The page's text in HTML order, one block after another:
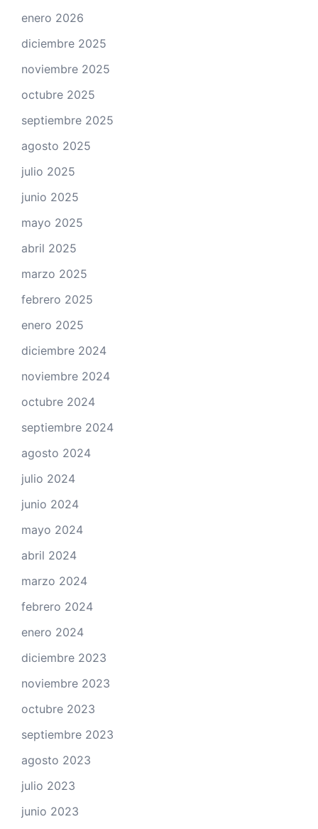
enero 2026
diciembre 2025
noviembre 2025
octubre 2025
septiembre 2025
agosto 2025
julio 2025
junio 2025
mayo 2025
abril 2025
marzo 2025
febrero 2025
enero 2025
diciembre 2024
noviembre 2024
octubre 2024
septiembre 2024
agosto 2024
julio 2024
junio 2024
mayo 2024
abril 2024
marzo 2024
febrero 2024
enero 2024
diciembre 2023
noviembre 2023
octubre 2023
septiembre 2023
agosto 2023
julio 2023
junio 2023